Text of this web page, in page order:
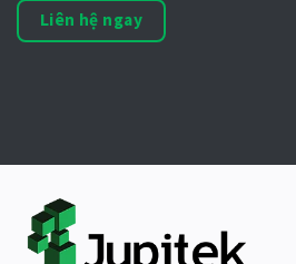
Liên hệ ngay